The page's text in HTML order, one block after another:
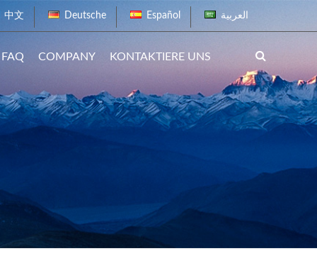
中文 Deutsche Español العربية
FAQ COMPANY KONTAKTIERE UNS